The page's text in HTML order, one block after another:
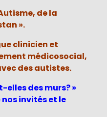
de la
».
clinicien et
médicosocial,
des autistes.
elles des murs? »
invités et le